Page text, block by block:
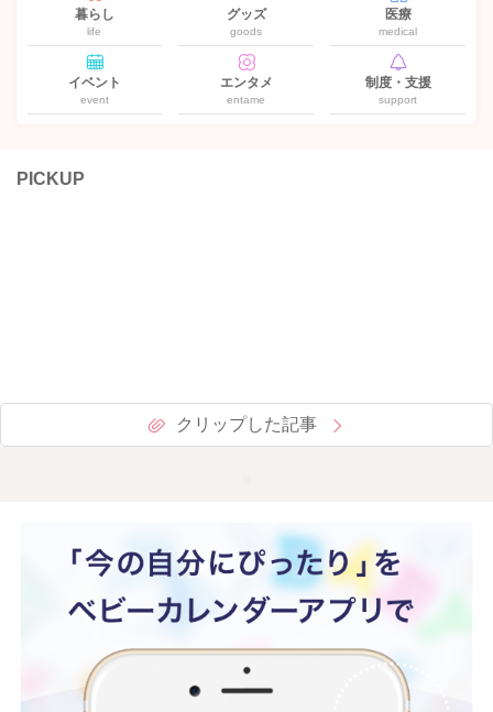
暮らし
life
グッズ
goods
医療
medical
イベント
event
エンタメ
entame
制度・支援
support
PICKUP
クリップした記事